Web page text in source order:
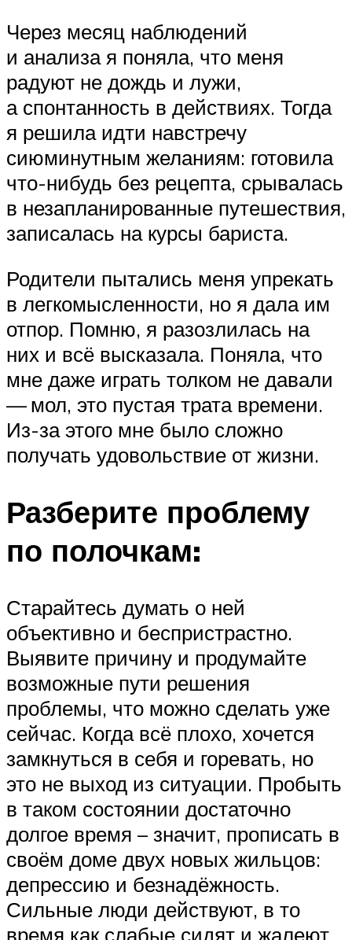
Через месяц наблюдений
и анализа я поняла, что меня
радуют не дождь и лужи,
а спонтанность в действиях. Тогда
я решила идти навстречу
сиюминутным желаниям: готовила
что-нибудь без рецепта, срывалась
в незапланированные путешествия,
записалась на курсы бариста.
Родители пытались меня упрекать
в легкомысленности, но я дала им
отпор. Помню, я разозлилась на
них и всё высказала. Поняла, что
мне даже играть толком не давали
— мол, это пустая трата времени.
Из-за этого мне было сложно
получать удовольствие от жизни.
Разберите проблему
по полочкам:
Старайтесь думать о ней
объективно и беспристрастно.
Выявите причину и продумайте
возможные пути решения
проблемы, что можно сделать уже
сейчас. Когда всё плохо, хочется
замкнуться в себя и горевать, но
это не выход из ситуации. Пробыть
в таком состоянии достаточно
долгое время – значит, прописать в
своём доме двух новых жильцов:
депрессию и безнадёжность.
Сильные люди действуют, в то
время как слабые сидят и жалеют